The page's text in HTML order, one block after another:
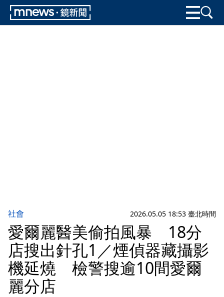
社會 2026.05.05 18:53 臺北時間
愛爾麗醫美偷拍風暴 18分
店搜出針孔1／煙偵器藏攝影
機延燒 檢警搜逾10間愛爾
麗分店